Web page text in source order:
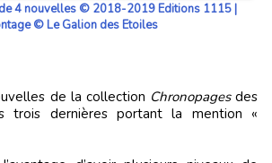
4 nouvelles © 2018-2019 Editions 1115 |
© Le Galion des Etoiles
de la collection Chronopagesdes
trois dernières portant la mention «